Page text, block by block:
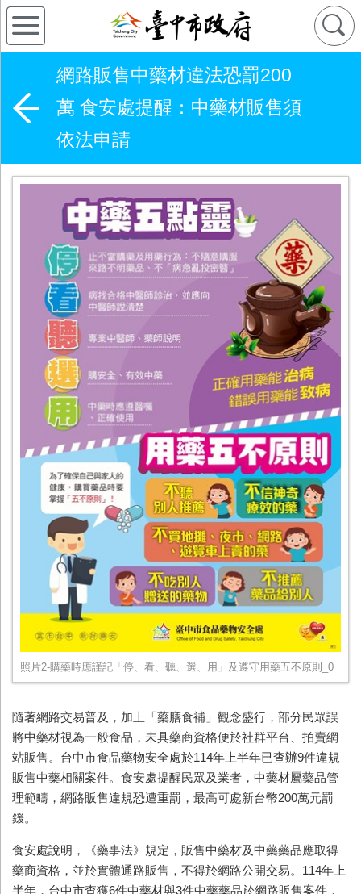
網路販售中藥材違法恐罰200
萬 食安處提醒：中藥材販售須
依法申請
照片2-購藥時應謹記「停、看、聽、選、用」及遵守用藥五不原則_0
隨著網路交易普及，加上「藥膳食補」觀念盛行，部分民眾誤
將中藥材視為一般食品，未具藥商資格便於社群平台、拍賣網
站販售。台中市食品藥物安全處於114年上半年已查辦9件違規
販售中藥相關案件。食安處提醒民眾及業者，中藥材屬藥品管
理範疇，網路販售違規恐遭重罰，最高可處新台幣200萬元罰
鍰。
食安處說明，《藥事法》規定，販售中藥材及中藥藥品應取得
藥商資格，並於實體通路販售，不得於網路公開交易。114年上
半年，台中市查獲6件中藥材與3件中藥藥品於網路販售案件，